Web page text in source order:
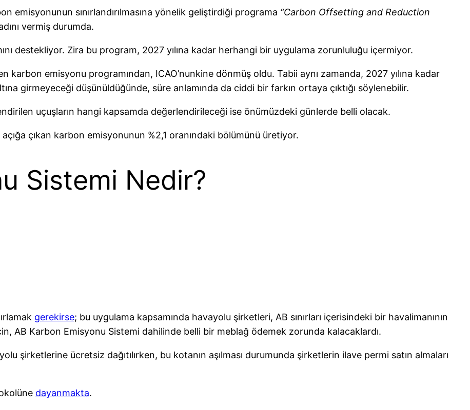
emisyonunun sınırlandırılmasına yönelik geliştirdiği programa “Carbon Offsetting and Reduction
vermiş durumda.
destekliyor. Zira bu program, 2027 yılına kadar herhangi bir uygulama zorunluluğu içermiyor.
karbon emisyonu programından, ICAO’nunkine dönmüş oldu. Tabii aynı zamanda, 2027 yılına kadar
girmeyeceği düşünüldüğünde, süre anlamında da ciddi bir farkın ortaya çıktığı söylenebilir.
uçuşların hangi kapsamda değerlendirileceği ise önümüzdeki günlerde belli olacak.
çıkan karbon emisyonunun %2,1 oranındaki bölümünü üretiyor.
Sistemi Nedir?
gerekirse; bu uygulama kapsamında havayolu şirketleri, AB sınırları içerisindeki bir havalimanının
AB Karbon Emisyonu Sistemi dahilinde belli bir meblağ ödemek zorunda kalacaklardı.
şirketlerine ücretsiz dağıtılırken, bu kotanın aşılması durumunda şirketlerin ilave permi satın almaları
dayanmakta.